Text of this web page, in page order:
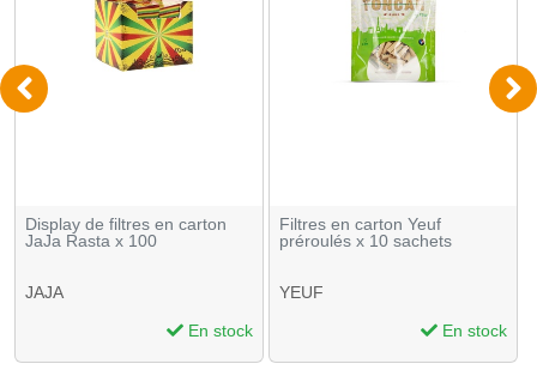
Display de filtres en carton
JaJa Rasta x 100
JAJA
En stock
Filtres en carton Yeuf
préroulés x 10 sachets
YEUF
En stock